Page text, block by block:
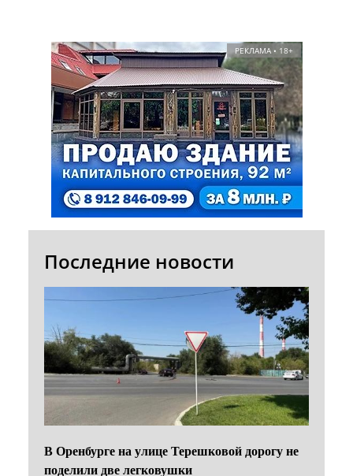
РЕКЛАМА • 18+
Последние новости
В Оренбурге на улице Терешковой дорогу не
поделили две легковушки